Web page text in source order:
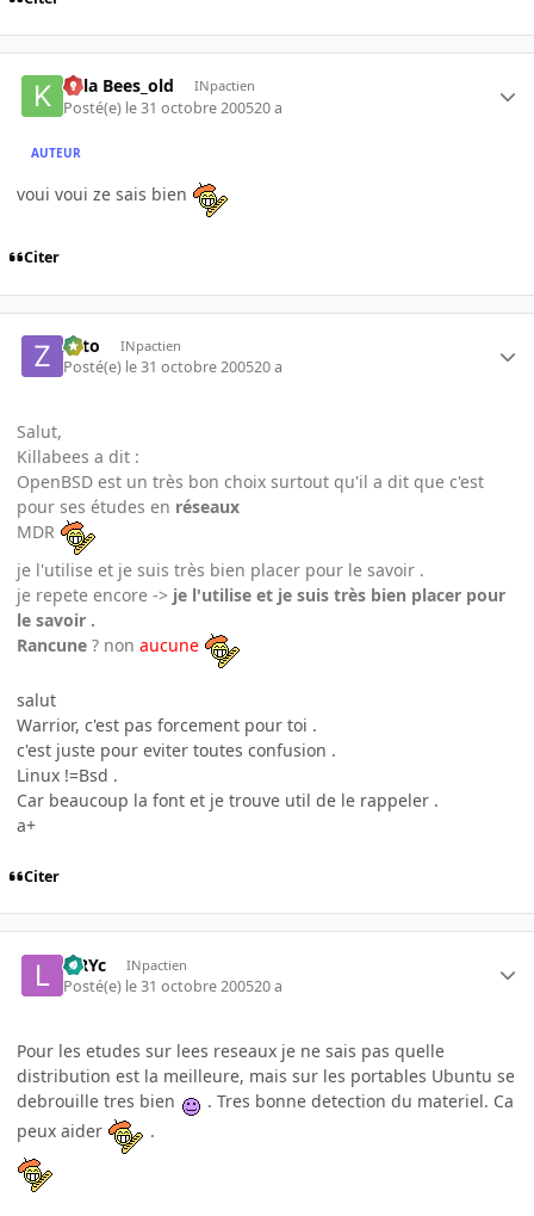
Killa Bees_old INpactien
Posté(e) le 31 octobre 200520 a
AUTEUR
voui voui ze sais bien
Citer
zoto INpactien
Posté(e) le 31 octobre 200520 a
Salut,
Killabees a dit :
OpenBSD est un très bon choix surtout qu'il a dit que c'est
pour ses études en réseaux
MDR
je l'utilise et je suis très bien placer pour le savoir .
je repete encore -> je l'utilise et je suis très bien placer pour
le savoir .
Rancune ? non aucune
salut
Warrior, c'est pas forcement pour toi .
c'est juste pour eviter toutes confusion .
Linux !=Bsd .
Car beaucoup la font et je trouve util de le rappeler .
a+
Citer
LiRYc INpactien
Posté(e) le 31 octobre 200520 a
Pour les etudes sur lees reseaux je ne sais pas quelle
distribution est la meilleure, mais sur les portables Ubuntu se
debrouille tres bien
. Tres bonne detection du materiel. Ca
peux aider
.